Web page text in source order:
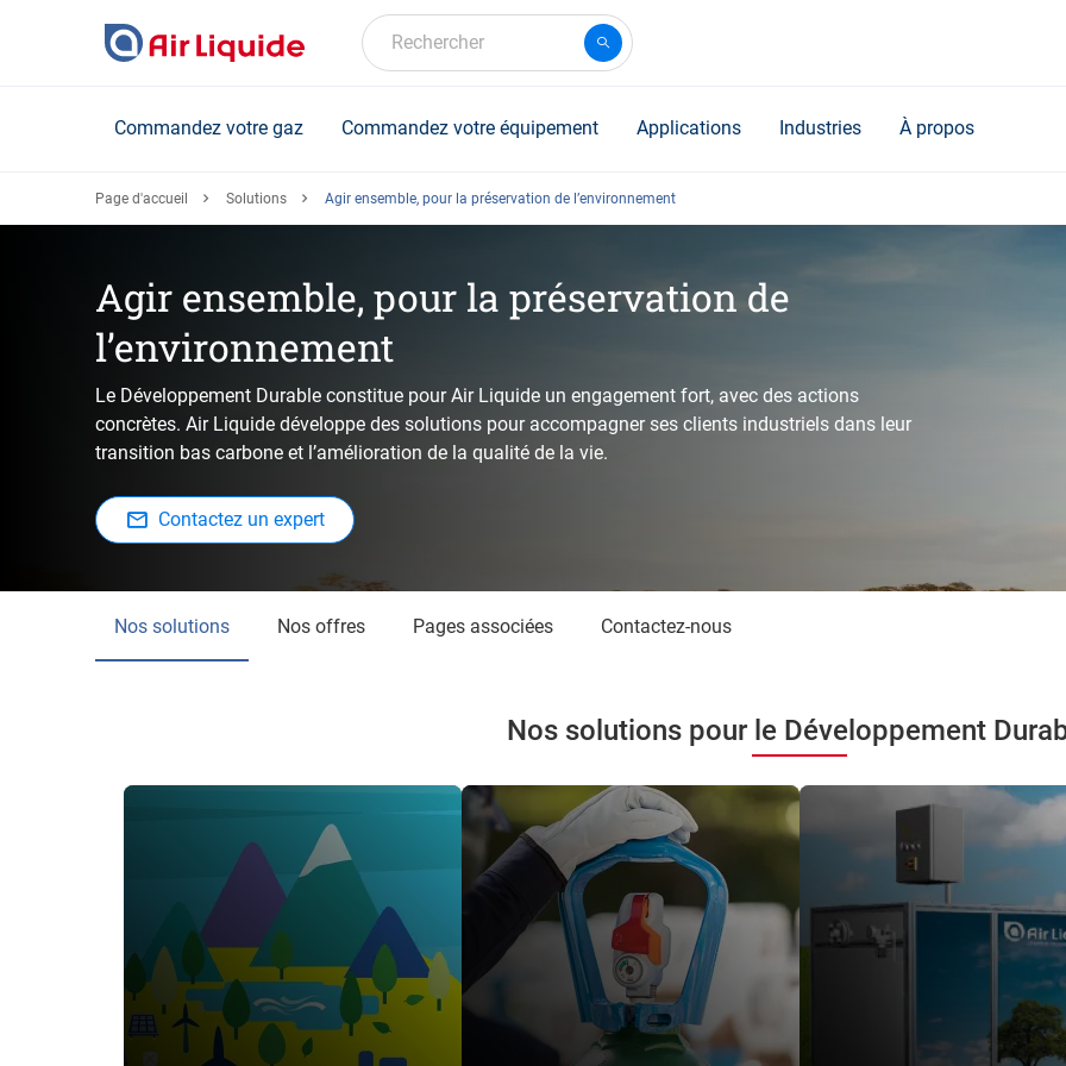
Rechercher
Commandez votre gaz Commandez votre équipement Applications Industries À propos
Page d'accueil Solutions Agir ensemble, pour la préservation de l’environnement
Agir ensemble, pour la préservation de
l’environnement
Le Développement Durable constitue pour Air Liquide un engagement fort, avec des actions
concrètes. Air Liquide développe des solutions pour accompagner ses clients industriels dans leur
transition bas carbone et l’amélioration de la qualité de la vie.
Contactez un expert
Nos solutions Nos offres Pages associées Contactez-nous
Nos solutions pour le Développement